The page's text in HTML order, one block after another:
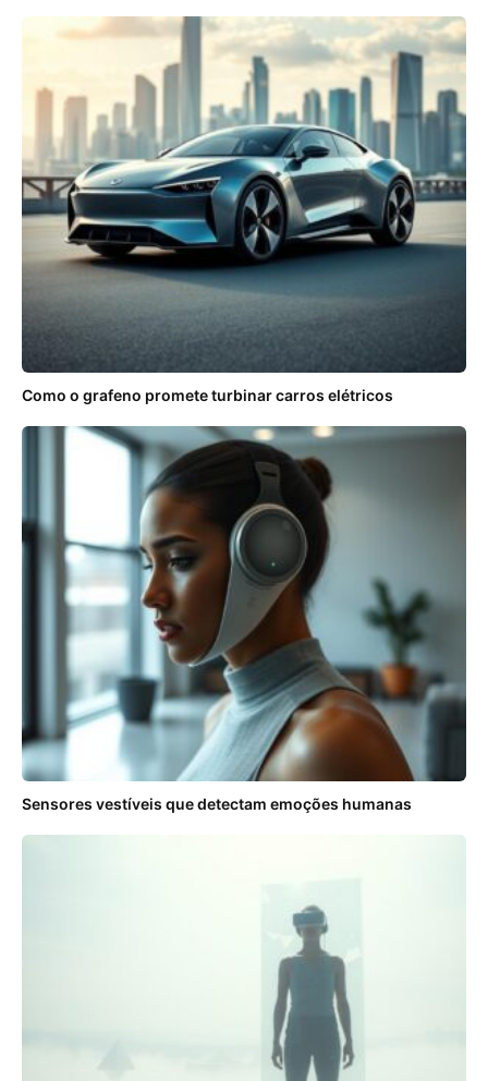
Como o grafeno promete turbinar carros elétricos
Sensores vestíveis que detectam emoções humanas